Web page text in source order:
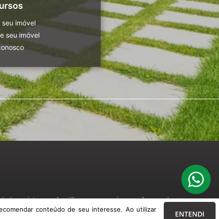
imóvel
seu imóvel
de seu interesse. Ao utilizar nossos serviços, você concorda com nossa
conteúdo de seu interesse. Ao utilizar
ENTENDI